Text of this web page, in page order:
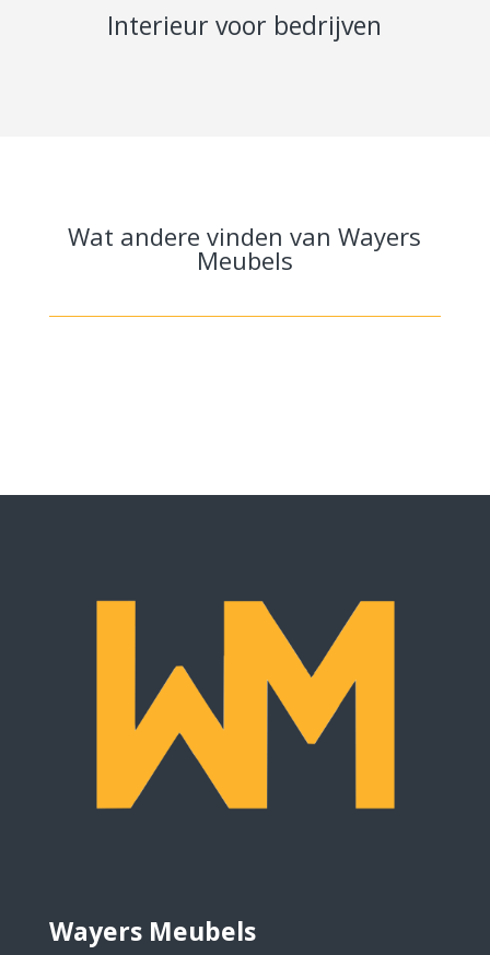
Interieur voor bedrijven
Wat andere vinden van Wayers
Meubels
Wayers Meubels